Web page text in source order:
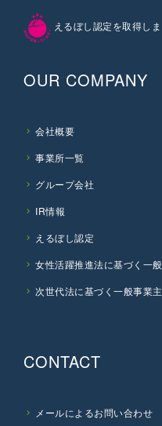
えるぼし認定を取得し
OUR COMPANY
会社概要
事業所一覧
グループ会社
IR情報
えるぼし認定
女性活躍推進法に基づく一
次世代法に基づく一般事業
CONTACT
メールによるお問い合わせ